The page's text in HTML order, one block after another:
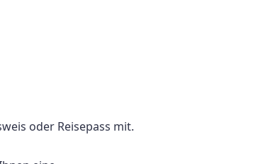
oder Reisepass mit.